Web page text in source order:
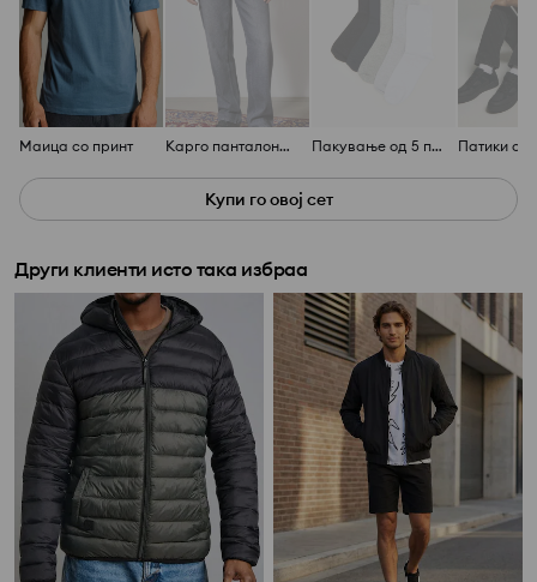
Маица со принт Карго панталони со џебови Пакување од 5 пара чорапи
Купи го овој сет
Други клиенти исто така избраа